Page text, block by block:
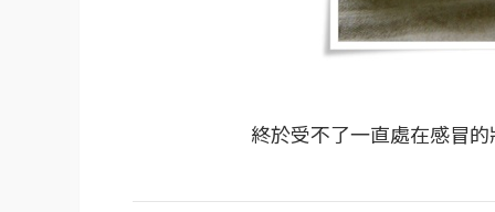
終於受不了一直處在感冒